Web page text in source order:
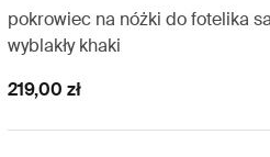
pokrowiec na nóżki do fotelika
wyblakły khaki
219,00 zł